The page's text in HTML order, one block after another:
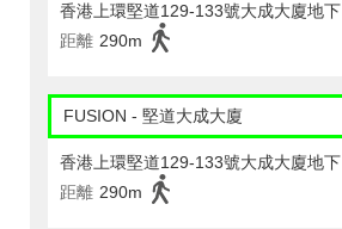
香港上環堅道129-133號大成大廈地下
距離 290m
FUSION - 堅道大成大廈
香港上環堅道129-133號大成大廈地下
距離 290m